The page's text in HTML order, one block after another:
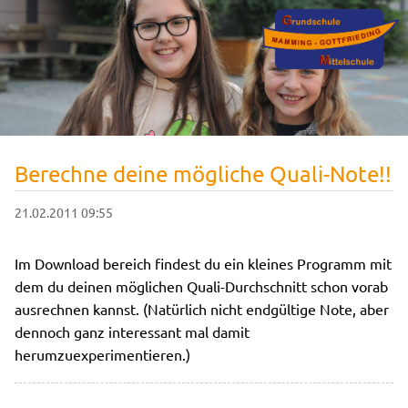
Berechne deine mögliche Quali-Note!!
21.02.2011 09:55
Im Download bereich findest du ein kleines Programm mit
dem du deinen möglichen Quali-Durchschnitt schon vorab
ausrechnen kannst. (Natürlich nicht endgültige Note, aber
dennoch ganz interessant mal damit
herumzuexperimentieren.)